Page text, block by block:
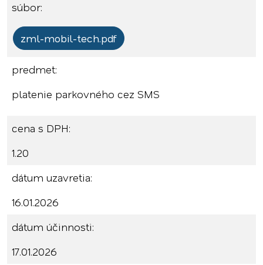
súbor:
zml-mobil-tech.pdf
predmet:
platenie parkovného cez SMS
cena s DPH:
1.20
dátum uzavretia:
16.01.2026
dátum účinnosti:
17.01.2026